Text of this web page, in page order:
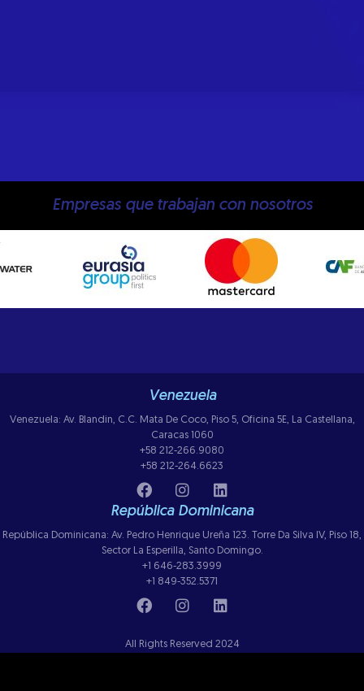
Empresas que trabajan con nosotros
Venezuela
Venezuela: Av. Blandin, C.C. Mata De Coco, Piso 5, Oficina 5E, La Castellana,
Caracas 1060
+58 212-266.9080
+58 212-264.6623
República Dominicana
República Dominicana: Av. Pedro Henrique Ureña 123. Torre Da Silva IV, Piso 18,
Sector La Esperilla, Santo Domingo.
+1 646-283.3999
+1 849-352.5371
All Rights Reserved 2024